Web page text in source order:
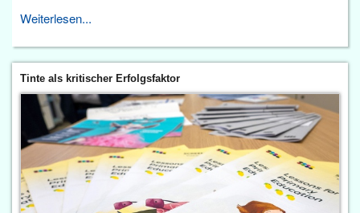
Weiterlesen...
Tinte als kritischer Erfolgsfaktor